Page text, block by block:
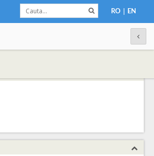
RO | EN